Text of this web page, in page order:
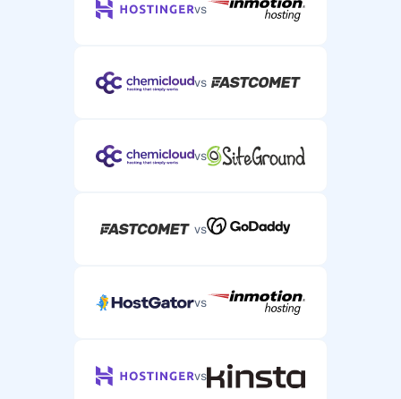
vs
vs
vs
vs
vs
vs